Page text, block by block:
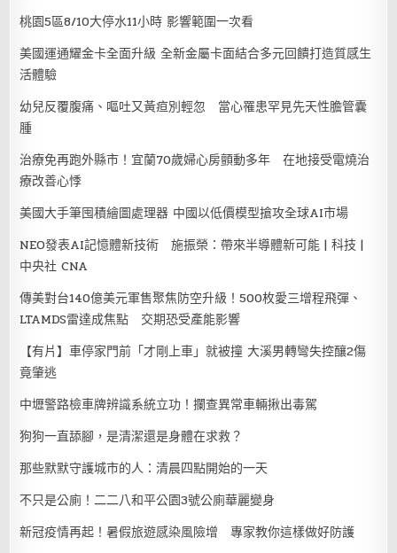
桃園5區8/10大停水11小時 影響範圍一次看
美國運通耀金卡全面升級 全新金屬卡面結合多元回饋打造質感生
活體驗
幼兒反覆腹痛、嘔吐又黃疸別輕忽 當心罹患罕見先天性膽管囊
腫
治療免再跑外縣市！宜蘭70歲婦心房顫動多年 在地接受電燒治
療改善心悸
美國大手筆囤積繪圖處理器 中國以低價模型搶攻全球AI市場
NEO發表AI記憶體新技術 施振榮：帶來半導體新可能 | 科技 |
中央社 CNA
傳美對台140億美元軍售聚焦防空升級！500枚愛三增程飛彈、
LTAMDS雷達成焦點 交期恐受產能影響
【有片】車停家門前「才剛上車」就被撞 大溪男轉彎失控釀2傷
竟肇逃
中壢警路檢車牌辨識系統立功！攔查異常車輛揪出毒駕
狗狗一直舔腳，是清潔還是身體在求救？
那些默默守護城市的人：清晨四點開始的一天
不只是公廁！二二八和平公園3號公廁華麗變身
新冠疫情再起！暑假旅遊感染風險增 專家教你這樣做好防護